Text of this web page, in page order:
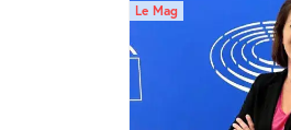
Le Mag